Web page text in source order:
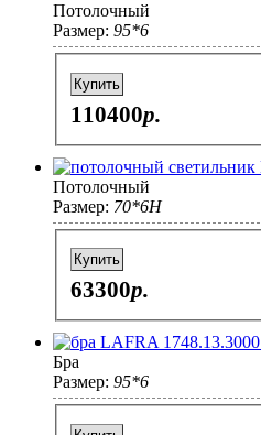
Потолочный
Размер: 95*6
Купить
110400p.
Потолочный
Размер: 70*6H
Купить
63300p.
Бра
Размер: 95*6